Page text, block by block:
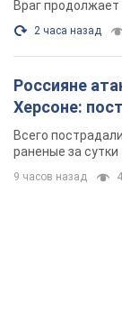
Враг
2 часа назад
Россияне
Херсоне:
Всего
раненые за сутки
9 часов назад